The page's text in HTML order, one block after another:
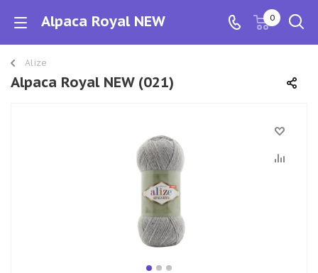
Alpaca Royal NEW 0
Alize
Alpaca Royal NEW (021)